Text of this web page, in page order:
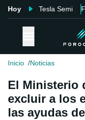
Hoy Tesla Semi
Inicio Noticias
El Ministerio
excluir a los
las ayudas